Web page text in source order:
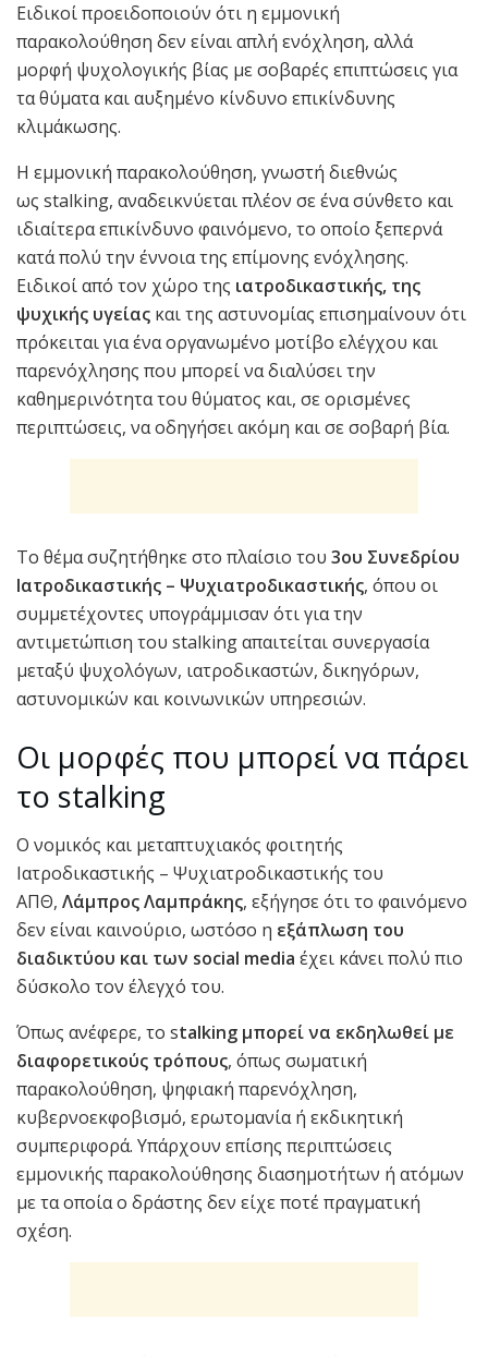
Ειδικοί προειδοποιούν ότι η εμμονική
παρακολούθηση δεν είναι απλή ενόχληση, αλλά
μορφή ψυχολογικής βίας με σοβαρές επιπτώσεις για
τα θύματα και αυξημένο κίνδυνο επικίνδυνης
κλιμάκωσης.
Η εμμονική παρακολούθηση, γνωστή διεθνώς
ως stalking, αναδεικνύεται πλέον σε ένα σύνθετο και
ιδιαίτερα επικίνδυνο φαινόμενο, το οποίο ξεπερνά
κατά πολύ την έννοια της επίμονης ενόχλησης.
Ειδικοί από τον χώρο της ιατροδικαστικής, της
ψυχικής υγείας και της αστυνομίας επισημαίνουν ότι
πρόκειται για ένα οργανωμένο μοτίβο ελέγχου και
παρενόχλησης που μπορεί να διαλύσει την
καθημερινότητα του θύματος και, σε ορισμένες
περιπτώσεις, να οδηγήσει ακόμη και σε σοβαρή βία.
Το θέμα συζητήθηκε στο πλαίσιο του 3ου Συνεδρίου
Ιατροδικαστικής – Ψυχιατροδικαστικής, όπου οι
συμμετέχοντες υπογράμμισαν ότι για την
αντιμετώπιση του stalking απαιτείται συνεργασία
μεταξύ ψυχολόγων, ιατροδικαστών, δικηγόρων,
αστυνομικών και κοινωνικών υπηρεσιών.
Οι μορφές που μπορεί να πάρει
το stalking
Ο νομικός και μεταπτυχιακός φοιτητής
Ιατροδικαστικής – Ψυχιατροδικαστικής του
ΑΠΘ, Λάμπρος Λαμπράκης, εξήγησε ότι το φαινόμενο
δεν είναι καινούριο, ωστόσο η εξάπλωση του
διαδικτύου και των social media έχει κάνει πολύ πιο
δύσκολο τον έλεγχό του.
Όπως ανέφερε, το stalking μπορεί να εκδηλωθεί με
διαφορετικούς τρόπους, όπως σωματική
παρακολούθηση, ψηφιακή παρενόχληση,
κυβερνοεκφοβισμό, ερωτομανία ή εκδικητική
συμπεριφορά. Υπάρχουν επίσης περιπτώσεις
εμμονικής παρακολούθησης διασημοτήτων ή ατόμων
με τα οποία ο δράστης δεν είχε ποτέ πραγματική
σχέση.